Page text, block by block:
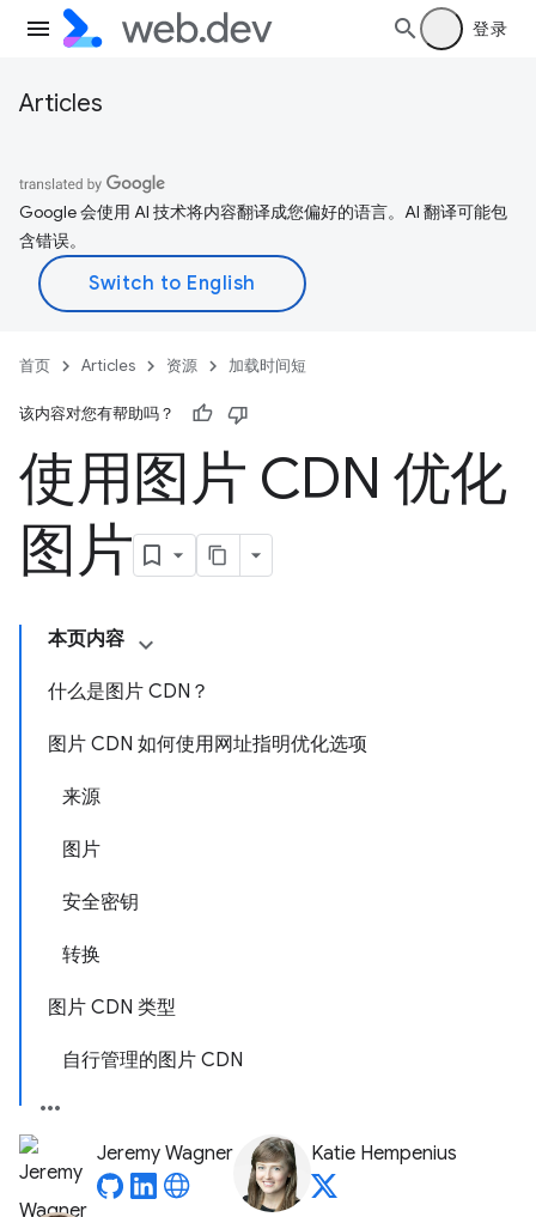
登录
Articles
Google 会使用 AI 技术将内容翻译成您偏好的语言。AI 翻译可能包
含错误。
首页 Articles 资源 加载时间短
该内容对您有帮助吗？
使用图片 CDN 优化
图片
本页内容
什么是图片 CDN？
图片 CDN 如何使用网址指明优化选项
来源
图片
安全密钥
转换
图片 CDN 类型
自行管理的图片 CDN
Jeremy Wagner Katie Hempenius